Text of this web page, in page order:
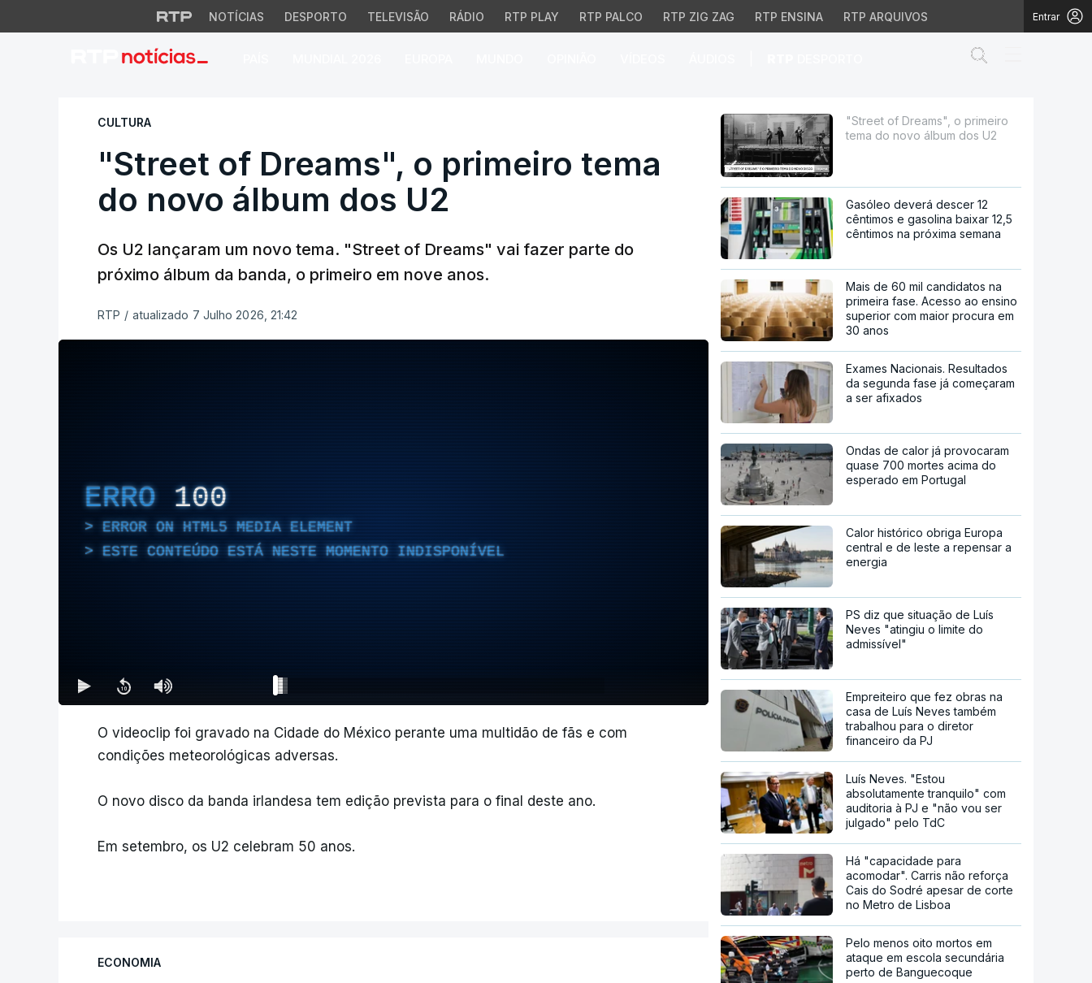
NOTÍCIAS DESPORTO TELEVISÃO RÁDIO RTP PLAY RTP PALCO RTP ZIG ZAG RTP ENSINA RTP ARQUIVOS Entrar
"Street of Dreams", o primeiro tema do novo álbum dos U2
CULTURA
"Street of Dreams", o primeiro tema
do novo álbum dos U2
Os U2 lançaram um novo tema. "Street of Dreams" vai fazer parte do
próximo álbum da banda, o primeiro em nove anos.
RTP / atualizado 7 Julho 2026, 21:42
ERRO 100
ERROR ON HTML5 MEDIA ELEMENT
ESTE CONTEÚDO ESTÁ NESTE MOMENTO INDISPONÍVEL
O videoclip foi gravado na Cidade do México perante uma multidão de fãs e com
condições meteorológicas adversas.
O novo disco da banda irlandesa tem edição prevista para o final deste ano.
Em setembro, os U2 celebram 50 anos.
ECONOMIA
"Street of Dreams", o primeiro
tema do novo álbum dos U2
Gasóleo deverá descer 12
cêntimos e gasolina baixar 12,5
cêntimos na próxima semana
Mais de 60 mil candidatos na
primeira fase. Acesso ao ensino
superior com maior procura em
30 anos
Exames Nacionais. Resultados
da segunda fase já começaram
a ser afixados
Ondas de calor já provocaram
quase 700 mortes acima do
esperado em Portugal
Calor histórico obriga Europa
central e de leste a repensar a
energia
PS diz que situação de Luís
Neves "atingiu o limite do
admissível"
Empreiteiro que fez obras na
casa de Luís Neves também
trabalhou para o diretor
financeiro da PJ
Luís Neves. "Estou
absolutamente tranquilo" com
auditoria à PJ e "não vou ser
julgado" pelo TdC
Há "capacidade para
acomodar". Carris não reforça
Cais do Sodré apesar de corte
no Metro de Lisboa
Pelo menos oito mortos em
ataque em escola secundária
perto de Banguecoque